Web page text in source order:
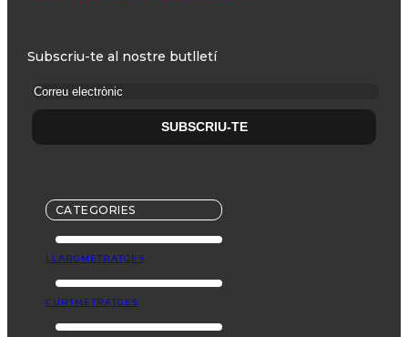
Subscriu-te al nostre butlletí
CATEGORIES
LLARGMETRATGES
CURTMETRATGES